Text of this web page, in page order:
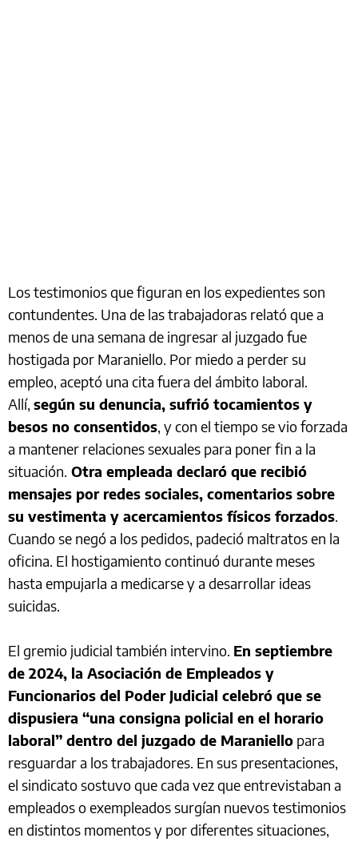
Los testimonios que figuran en los expedientes son
contundentes. Una de las trabajadoras relató que a
menos de una semana de ingresar al juzgado fue
hostigada por Maraniello. Por miedo a perder su
empleo, aceptó una cita fuera del ámbito laboral.
Allí, según su denuncia, sufrió tocamientos y
besos no consentidos, y con el tiempo se vio forzada
a mantener relaciones sexuales para poner fin a la
situación. Otra empleada declaró que recibió
mensajes por redes sociales, comentarios sobre
su vestimenta y acercamientos físicos forzados.
Cuando se negó a los pedidos, padeció maltratos en la
oficina. El hostigamiento continuó durante meses
hasta empujarla a medicarse y a desarrollar ideas
suicidas.
El gremio judicial también intervino. En septiembre
de 2024, la Asociación de Empleados y
Funcionarios del Poder Judicial celebró que se
dispusiera “una consigna policial en el horario
laboral” dentro del juzgado de Maraniello para
resguardar a los trabajadores. En sus presentaciones,
el sindicato sostuvo que cada vez que entrevistaban a
empleados o exempleados surgían nuevos testimonios
en distintos momentos y por diferentes situaciones,